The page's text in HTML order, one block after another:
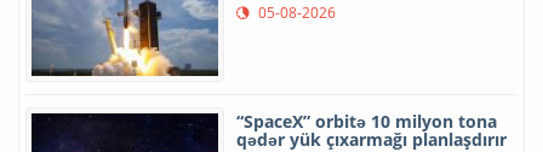
05-08-2026
“SpaceX” orbitə 10 milyon tona
qədər yük çıxarmağı planlaşdırır